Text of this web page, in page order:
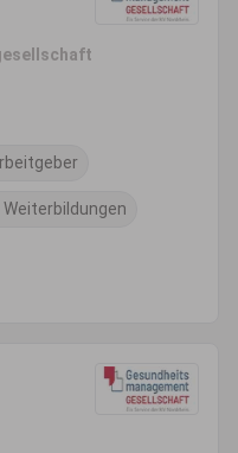
Weiterbildungen